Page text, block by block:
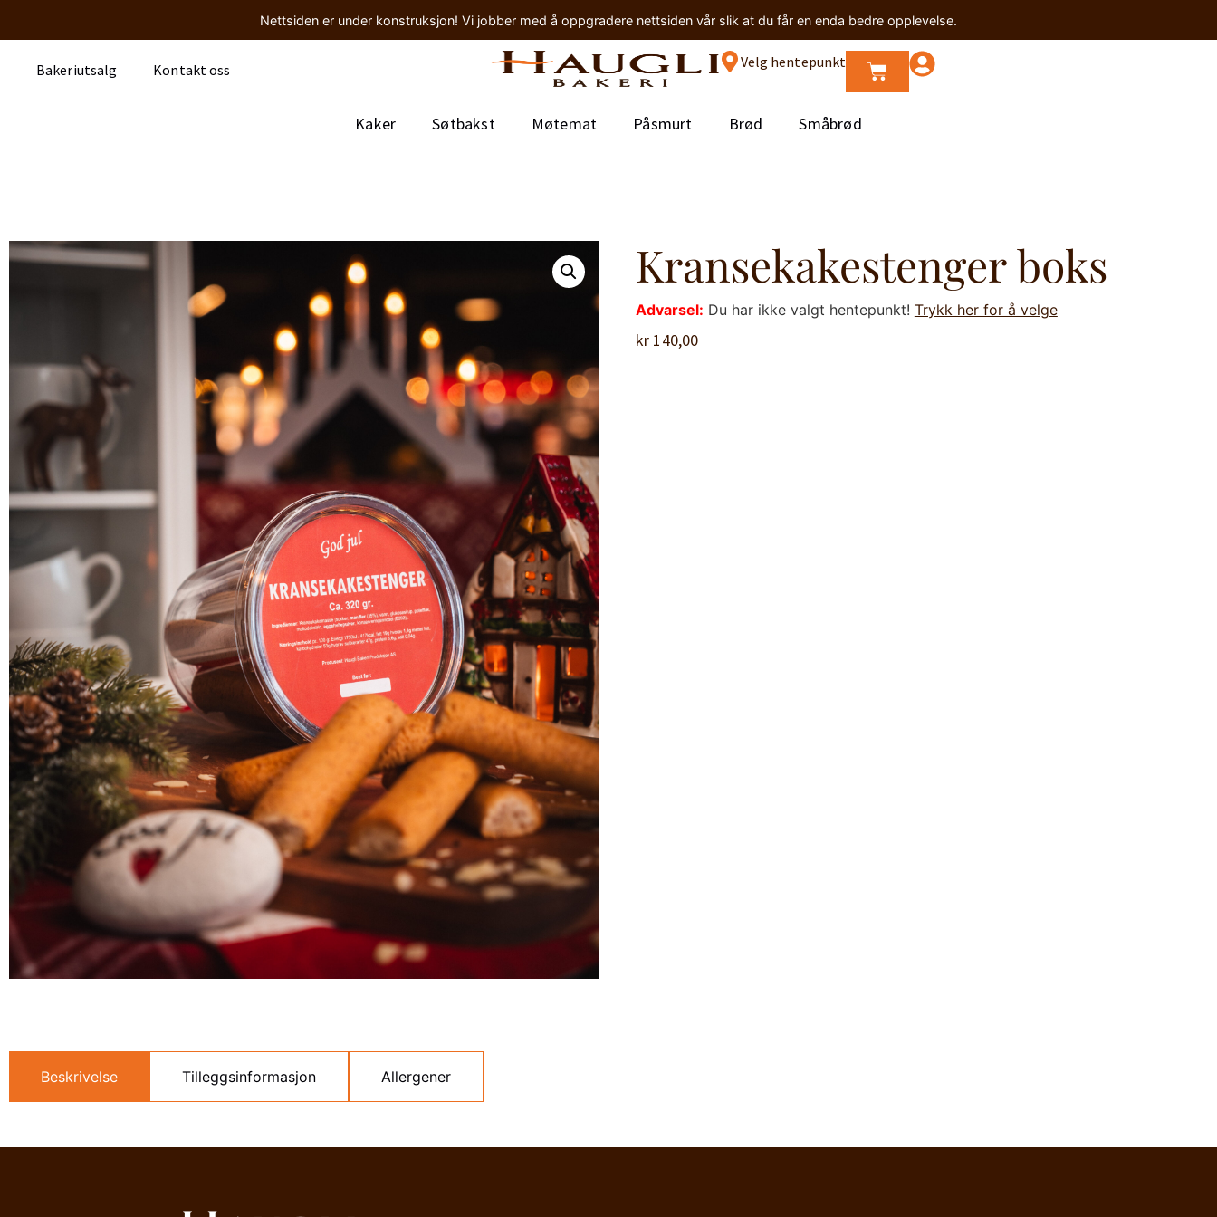
Nettsiden er under konstruksjon! Vi jobber med å oppgradere nettsiden vår slik at du får en enda bedre opplevelse.
Bakeriutsalg Kontakt oss Velg hentepunkt
Kaker Søtbakst Møtemat Påsmurt Brød Småbrød
Beskrivelse Tilleggsinformasjon Allergener
Kransekakestenger boks
Advarsel: Du har ikke valgt hentepunkt! Trykk her for å velge
kr 140,00